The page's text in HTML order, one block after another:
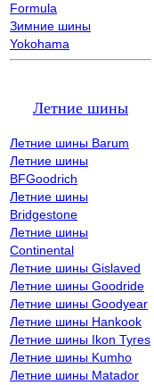
Formula
Зимние шины
Yokohama
Летние шины
Летние шины Barum
Летние шины
BFGoodrich
Летние шины
Bridgestone
Летние шины
Continental
Летние шины Gislaved
Летние шины Goodride
Летние шины Goodyear
Летние шины Hankook
Летние шины Ikon Tyres
Летние шины Kumho
Летние шины Matador